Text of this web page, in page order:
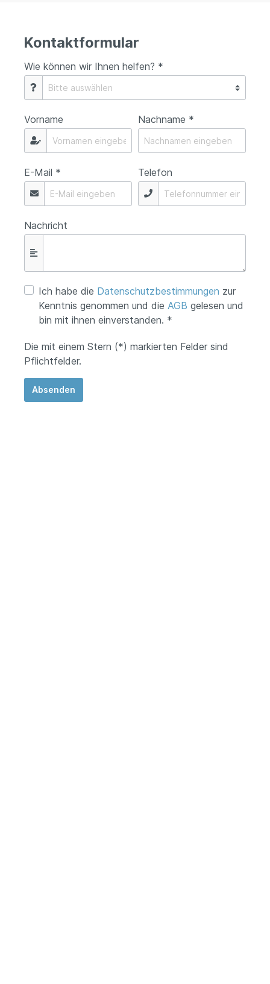
Kontaktformular
Wie können wir Ihnen helfen? *
Vorname Nachname *
E-Mail * Telefon
Nachricht
Ich habe die Datenschutzbestimmungen zur
Kenntnis genommen und die AGB gelesen und
bin mit ihnen einverstanden. *
Die mit einem Stern (*) markierten Felder sind
Pflichtfelder.
Absenden